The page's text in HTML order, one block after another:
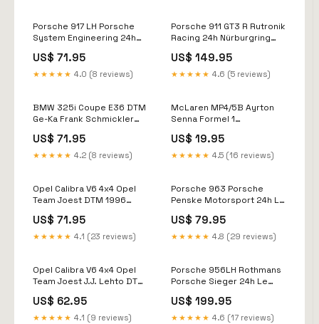
Porsche 917 LH Porsche
System Engineering 24h
WERK83 Max Hesse
US$ 71.95
★★★★★ 4.0 (8 reviews)
Porsche 911 GT3 R Rutronik
Racing 24h Nürburgring
Stevens
US$ 149.95
★★★★★ 4.6 (5 reviews)
BMW 325i Coupe E36 DTM
Ge-Ka Frank Schmickler
Stéphane Ortelli
US$ 71.95
★★★★★ 4.2 (8 reviews)
McLaren MP4/5B Ayrton
Senna Formel 1
Altaya 2014
US$ 19.95
★★★★★ 4.5 (16 reviews)
Opel Calibra V6 4x4 Opel
Team Joest DTM 1996
WERK83 Jaguar
US$ 71.95
★★★★★ 4.1 (23 reviews)
Porsche 963 Porsche
Penske Motorsport 24h Le
Spark Julien Andlauer
US$ 79.95
★★★★★ 4.8 (29 reviews)
Opel Calibra V6 4x4 Opel
Team Joest J.J. Lehto DTM
Christensen
US$ 62.95
★★★★★ 4.1 (9 reviews)
Porsche 956LH Rothmans
Porsche Sieger 24h Le
Alzen
US$ 199.95
★★★★★ 4.6 (17 reviews)